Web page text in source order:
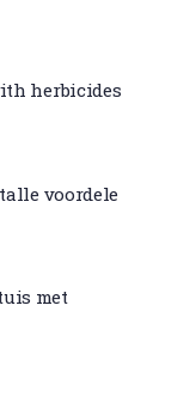
herbicides
voordele
met